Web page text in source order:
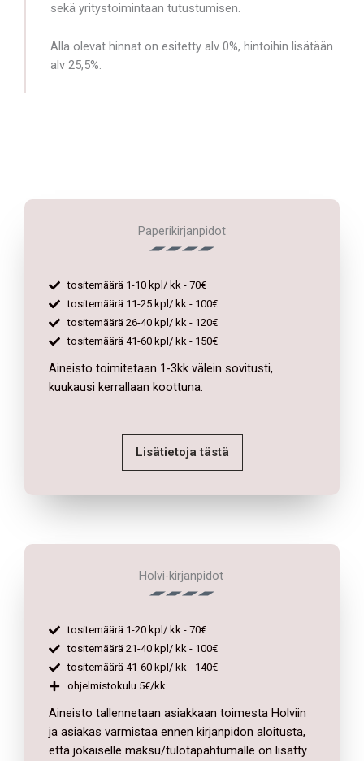
sekä yritystoimintaan tutustumisen.
Alla olevat hinnat on esitetty alv 0%, hintoihin lisätään
alv 25,5%.
Paperikirjanpidot
tositemäärä 1-10 kpl/ kk - 70€
tositemäärä 11-25 kpl/ kk - 100€
tositemäärä 26-40 kpl/ kk - 120€
tositemäärä 41-60 kpl/ kk - 150€
Aineisto toimitetaan 1-3kk välein sovitusti,
kuukausi kerrallaan koottuna.
Lisätietoja tästä
Holvi-kirjanpidot
tositemäärä 1-20 kpl/ kk - 70€
tositemäärä 21-40 kpl/ kk - 100€
tositemäärä 41-60 kpl/ kk - 140€
ohjelmistokulu 5€/kk
Aineisto tallennetaan asiakkaan toimesta Holviin
ja asiakas varmistaa ennen kirjanpidon aloitusta,
että jokaiselle maksu/tulotapahtumalle on lisätty